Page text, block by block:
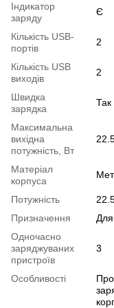
Індикатор
заряду
Є
Кількість USB-
портів
2
Кількість USB
виходів
2
Швидка
зарядка
Так
Максимальна
вихідна
потужність, Вт
Матеріал
корпуса
Потужність
Призначення
Одночасно
заряджуваних
пристроїв
3
Особливості